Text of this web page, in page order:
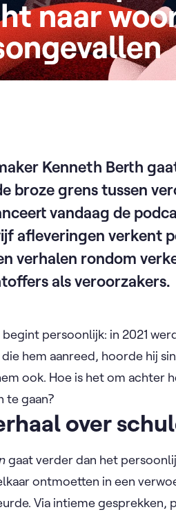
naar
Kenneth Berth
broze grens tussen
vandaag de
afleveringen verkent
verhalen rondom
als veroorzakers.
persoonlijk: in 2021
hem aanreed, hoorde hij
ook. Hoe is het om achter
te gaan?
over
gaat verder dan het
ontmoetten in een
Via intieme